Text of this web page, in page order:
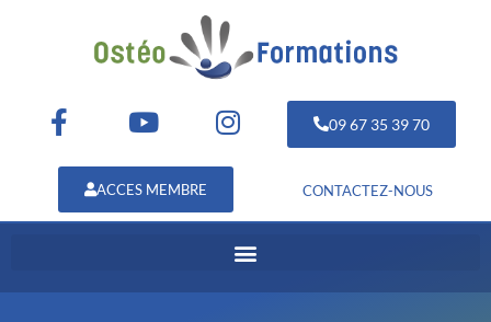
09 67 35 39 70
ACCES MEMBRE CONTACTEZ-NOUS